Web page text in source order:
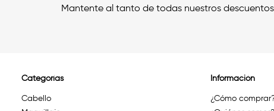
Mantente al tanto de todas nuestros
Categorías
Cabello
Información
¿Cómo